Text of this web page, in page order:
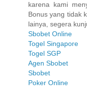
karena kami
Bonus yang tidak
lainya, segera
Sbobet Online
Togel Singapore
Togel SGP
Agen Sbobet
Sbobet
Poker Online